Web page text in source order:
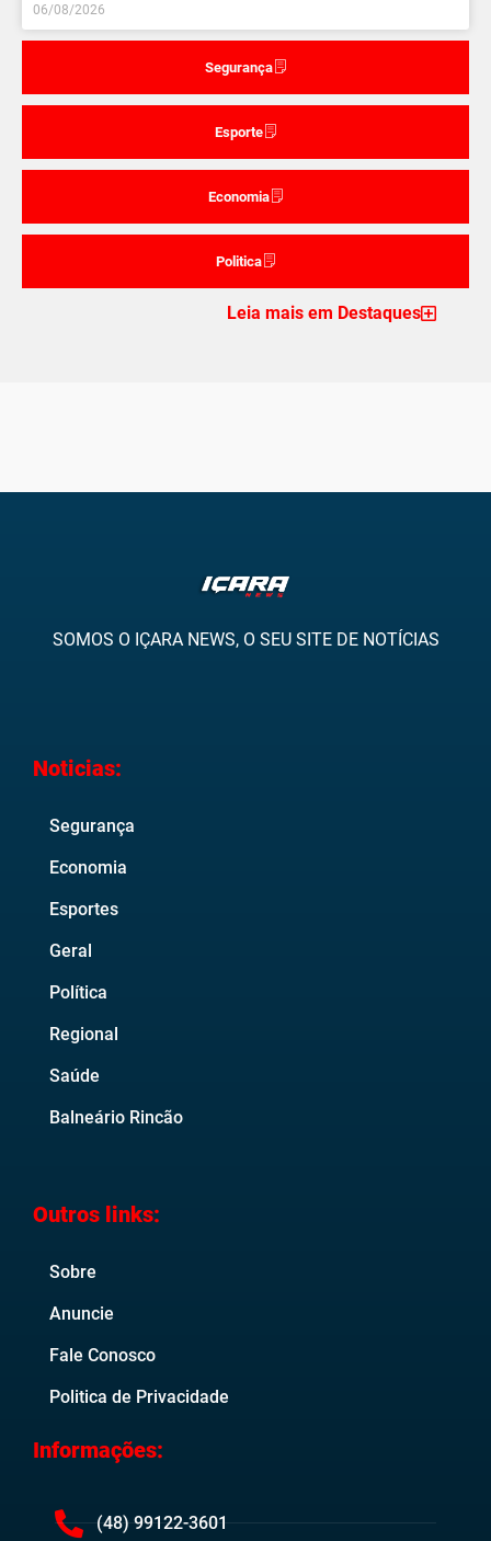
Segurança
Esporte
Economia
Politica
06/08/2026
Leia mais em Destaques
SOMOS O IÇARA NEWS, O SEU SITE DE NOTÍCIAS
Noticias:
Segurança
Economia
Esportes
Geral
Política
Regional
Saúde
Balneário Rincão
Outros links:
Sobre
Anuncie
Fale Conosco
Politica de Privacidade
Informações:
(48) 99122-3601